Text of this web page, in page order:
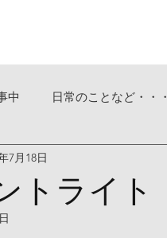
中 日常のことなど・・・
トライト
7月18日